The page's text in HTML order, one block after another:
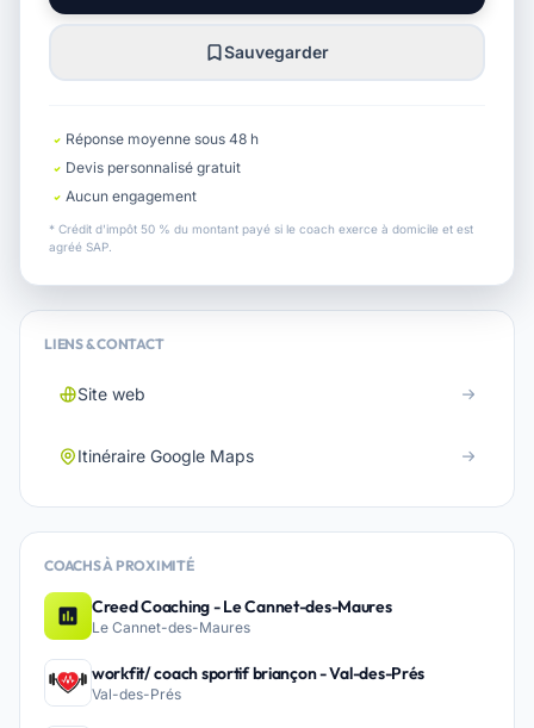
Sauvegarder
Réponse moyenne sous 48 h
Devis personnalisé gratuit
Aucun engagement
* Crédit d'impôt 50 % du montant payé si le coach exerce à domicile et est
agréé SAP.
LIENS & CONTACT
Site web
Itinéraire Google Maps
COACHS À PROXIMITÉ
Creed Coaching - Le Cannet-des-Maures
Le Cannet-des-Maures
workfit/ coach sportif briançon - Val-des-Prés
Val-des-Prés